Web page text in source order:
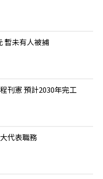
暫未有人被捕
刊憲 預計2030年完工
代表職務